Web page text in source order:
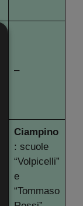
–
Ciampino
: scuole
“Volpicelli”
e
“Tommaso